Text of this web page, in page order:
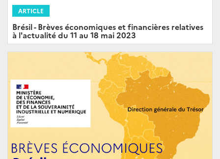
ARTICLE
Brésil - Brèves économiques et financières relatives
à l'actualité du 11 au 18 mai 2023